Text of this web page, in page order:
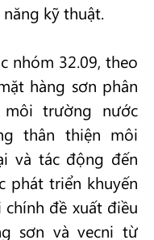
kỹ thuật.
nhóm 32.09, theo
hàng sơn phân
trường nước
thân thiện môi
và tác động đến
phát triển khuyến
chính đề xuất điều
sơn và vecni từ